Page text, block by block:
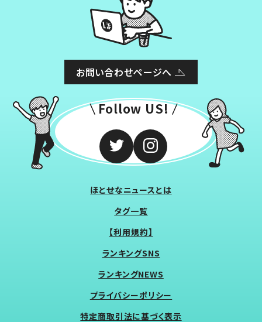
お問い合わせページへ
Follow US!
ほとせなニュースとは
タグ一覧
【利用規約】
ランキングSNS
ランキングNEWS
プライバシーポリシー
特定商取引法に基づく表示